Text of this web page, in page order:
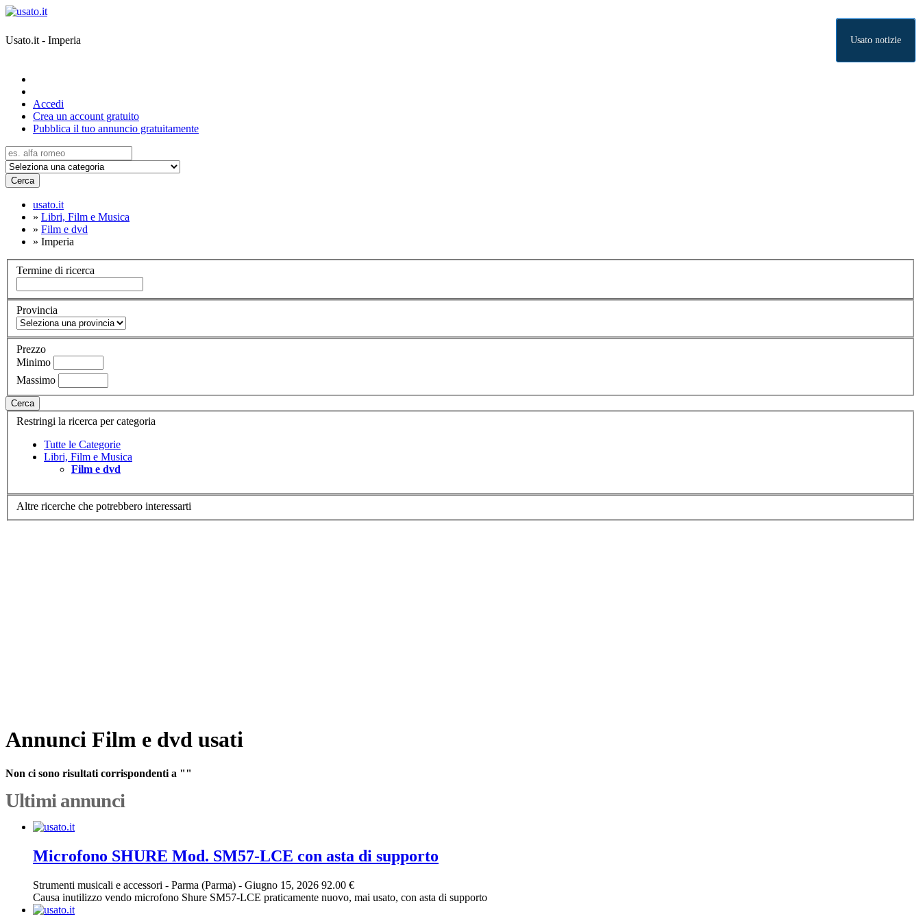
Usato.it - Imperia Usato notizie
Accedi
Crea un account gratuito
Pubblica il tuo annuncio gratuitamente
Cerca
usato.it
» Libri, Film e Musica
» Film e dvd
» Imperia
Termine di ricerca
Provincia
Prezzo
Minimo
Massimo
Cerca
Restringi la ricerca per categoria
Tutte le Categorie
Libri, Film e Musica
Film e dvd
Altre ricerche che potrebbero interessarti
Annunci Film e dvd usati
Non ci sono risultati corrispondenti a ""
Ultimi annunci
Microfono SHURE Mod. SM57-LCE con asta di supporto
Strumenti musicali e accessori - Parma (Parma) - Giugno 15, 2026 92.00 €
Causa inutilizzo vendo microfono Shure SM57-LCE praticamente nuovo, mai usato, con asta di supporto